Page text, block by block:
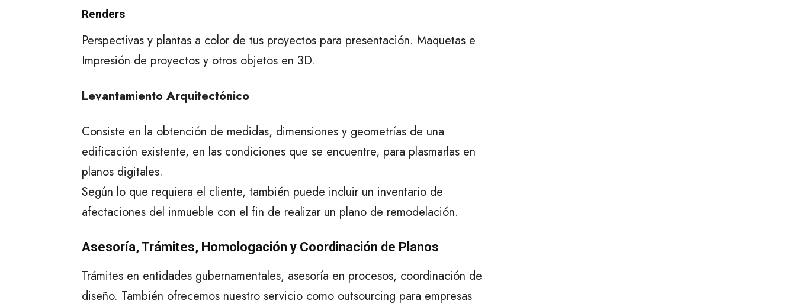
Renders
Perspectivas y plantas a color de tus proyectos para presentación. Maquetas e
Impresión de proyectos y otros objetos en 3D.
Levantamiento Arquitectónico
Consiste en la obtención de medidas, dimensiones y geometrías de una
edificación existente, en las condiciones que se encuentre, para plasmarlas en
planos digitales.
Según lo que requiera el cliente, también puede incluir un inventario de
afectaciones del inmueble con el fin de realizar un plano de remodelación.
Asesoría, Trámites, Homologación y Coordinación de Planos
Trámites en entidades gubernamentales, asesoría en procesos, coordinación de
diseño. También ofrecemos nuestro servicio como outsourcing para empresas